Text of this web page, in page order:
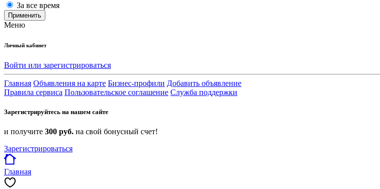
За все время
Применить
Меню
Личный кабинет
Войти или зарегистрироваться
Главная Объявления на карте Бизнес-профили Добавить объявление
Правила сервиса Пользовательское соглашение Служба поддержки
Зарегистрируйтесь на нашем сайте
и получите 300 руб. на свой бонусный счет!
Зарегистрироваться
Главная